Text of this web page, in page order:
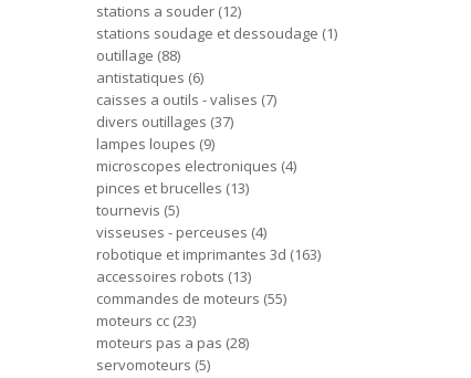
stations a souder 12
stations soudage et dessoudage 1
outillage 88
antistatiques 6
caisses a outils - valises 7
divers outillages 37
lampes loupes 9
microscopes electroniques 4
pinces et brucelles 13
tournevis 5
visseuses - perceuses 4
robotique et imprimantes 3d 163
accessoires robots 13
commandes de moteurs 55
moteurs cc 23
moteurs pas a pas 28
servomoteurs 5